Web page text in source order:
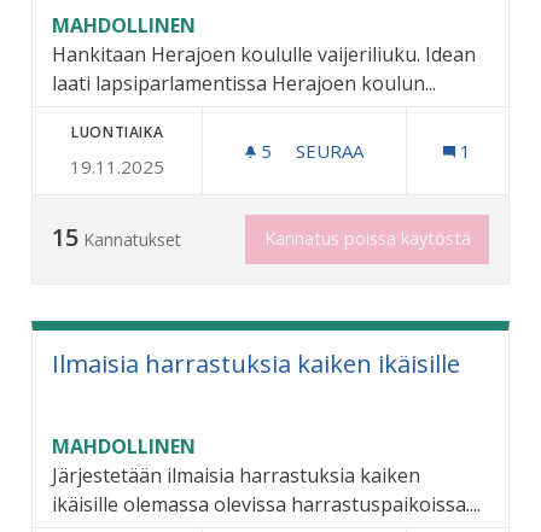
MAHDOLLINEN
Hankitaan Herajoen koululle vaijeriliuku. Idean
laati lapsiparlamentissa Herajoen koulun...
LUONTIAIKA
19.11.2025
5 5 SEURAAJAA
SEURAA 1
15 Kannatukset Kannatus poissa käytöstä
Ilmaisia harrastuksia kaiken ikäisille
MAHDOLLINEN
Järjestetään ilmaisia harrastuksia kaiken
ikäisille olemassa olevissa harrastuspaikoissa....